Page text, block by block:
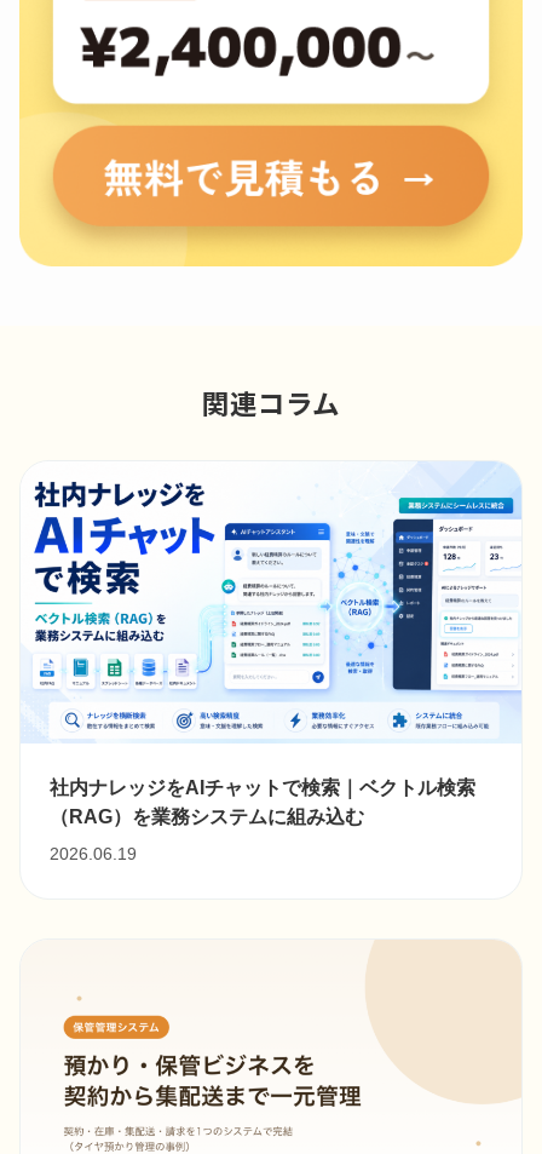
関連コラム
社内ナレッジをAIチャットで検索｜ベクトル検索
（RAG）を業務システムに組み込む
2026.06.19